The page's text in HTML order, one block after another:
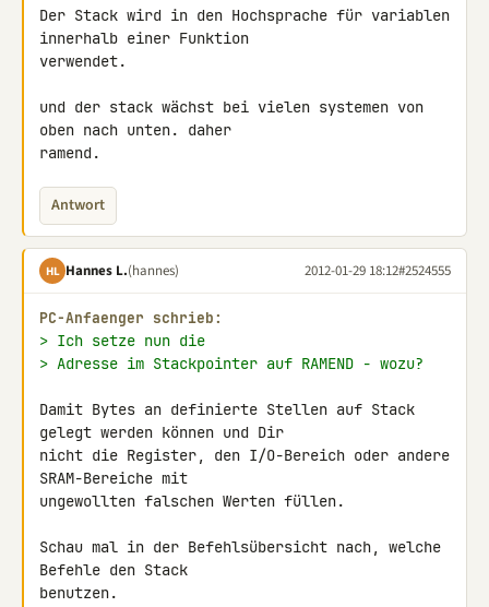
Der Stack wird in den Hochsprache für variablen
innerhalb einer Funktion
verwendet.
und der stack wächst bei vielen systemen von
oben nach unten. daher
ramend.
Antwort
HL Hannes L.(hannes) 2012-01-29 18:12#2524555
PC-Anfaenger schrieb:
> Ich setze nun die
> Adresse im Stackpointer auf RAMEND - wozu?
Damit Bytes an definierte Stellen auf Stack
gelegt werden können und Dir
nicht die Register, den I/O-Bereich oder andere
SRAM-Bereiche mit
ungewollten falschen Werten füllen.
Schau mal in der Befehlsübersicht nach, welche
Befehle den Stack
benutzen.